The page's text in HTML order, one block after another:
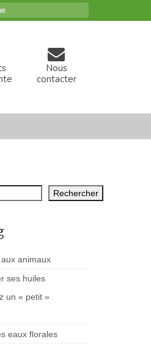
Nous
contacter
Rechercher
animaux
ses huiles
un « petit »
eaux florales